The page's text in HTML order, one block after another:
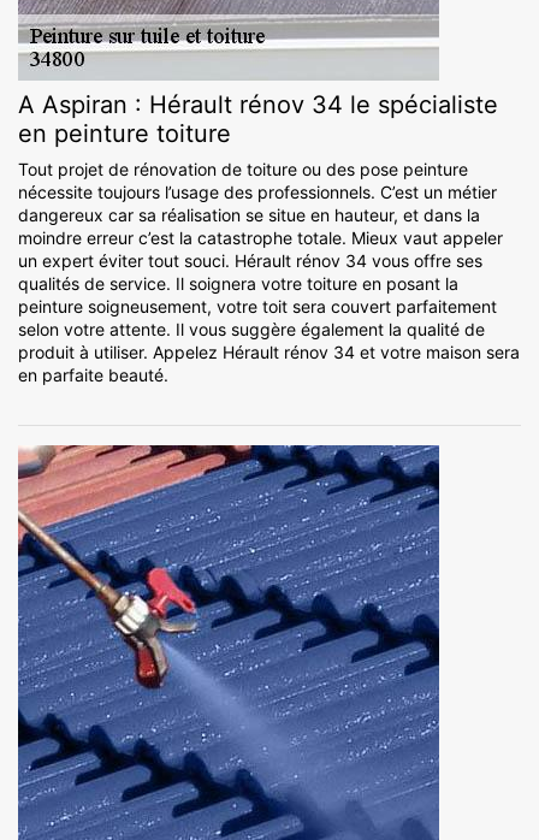
A Aspiran : Hérault rénov 34 le spécialiste
en peinture toiture
Tout projet de rénovation de toiture ou des pose peinture
nécessite toujours l’usage des professionnels. C’est un métier
dangereux car sa réalisation se situe en hauteur, et dans la
moindre erreur c’est la catastrophe totale. Mieux vaut appeler
un expert éviter tout souci. Hérault rénov 34 vous offre ses
qualités de service. Il soignera votre toiture en posant la
peinture soigneusement, votre toit sera couvert parfaitement
selon votre attente. Il vous suggère également la qualité de
produit à utiliser. Appelez Hérault rénov 34 et votre maison sera
en parfaite beauté.